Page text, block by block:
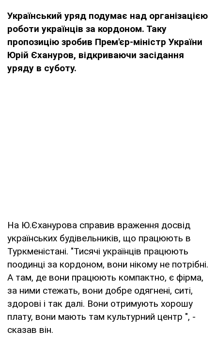
Український уряд подумає над організацією
роботи українців за кордоном. Таку
пропозицію зробив Прем'єр-міністр України
Юрій Єхануров, відкриваючи засідання
уряду в суботу.
На Ю.Єханурова справив враження досвід
українських будівельників, що працюють в
Туркменістані. "Тисячі українців працюють
поодинці за кордоном, вони нікому не потрібні.
А там, де вони працюють компактно, є фірма,
за ними стежать, вони добре одягнені, ситі,
здорові і так далі. Вони отримують хорошу
плату, вони мають там культурний центр ", -
сказав він.